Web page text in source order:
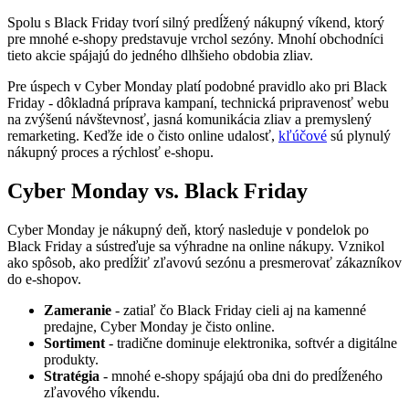
Spolu s Black Friday tvorí silný predĺžený nákupný víkend, ktorý
pre mnohé e-shopy predstavuje vrchol sezóny. Mnohí obchodníci
tieto akcie spájajú do jedného dlhšieho obdobia zliav.
Pre úspech v Cyber Monday platí podobné pravidlo ako pri Black
Friday - dôkladná príprava kampaní, technická pripravenosť webu
na zvýšenú návštevnosť, jasná komunikácia zliav a premyslený
remarketing. Keďže ide o čisto online udalosť, kľúčové sú plynulý
nákupný proces a rýchlosť e-shopu.
Cyber Monday vs. Black Friday
Cyber Monday je nákupný deň, ktorý nasleduje v pondelok po
Black Friday a sústreďuje sa výhradne na online nákupy. Vznikol
ako spôsob, ako predĺžiť zľavovú sezónu a presmerovať zákazníkov
do e-shopov.
Zameranie - zatiaľ čo Black Friday cieli aj na kamenné
predajne, Cyber Monday je čisto online.
Sortiment - tradične dominuje elektronika, softvér a digitálne
produkty.
Stratégia - mnohé e-shopy spájajú oba dni do predĺženého
zľavového víkendu.